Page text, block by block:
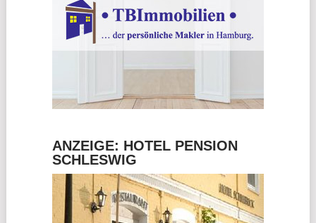
ANZEIGE: HOTEL PENSION
SCHLESWIG